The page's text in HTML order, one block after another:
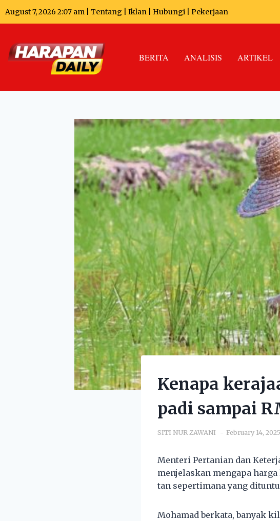
August 7, 2026 2:07 am | Tentang Iklan Hubungi Pekerjaan
BERITA ANALISIS ARTIKEL
Kenapa
padi sampai
SITI NUR ZAWANI February 14, 2025
Menteri Pertanian dan
menjelaskan mengapa
tan sepertimana yang
Mohamad berkata, banyak